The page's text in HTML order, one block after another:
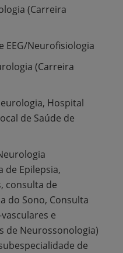
(Carreira
EEG/Neurofisiologia
(Carreira
Hospital
de Saúde de
de Epilepsia,
consulta de
do Sono, Consulta
e
de Neurossonologia)
de